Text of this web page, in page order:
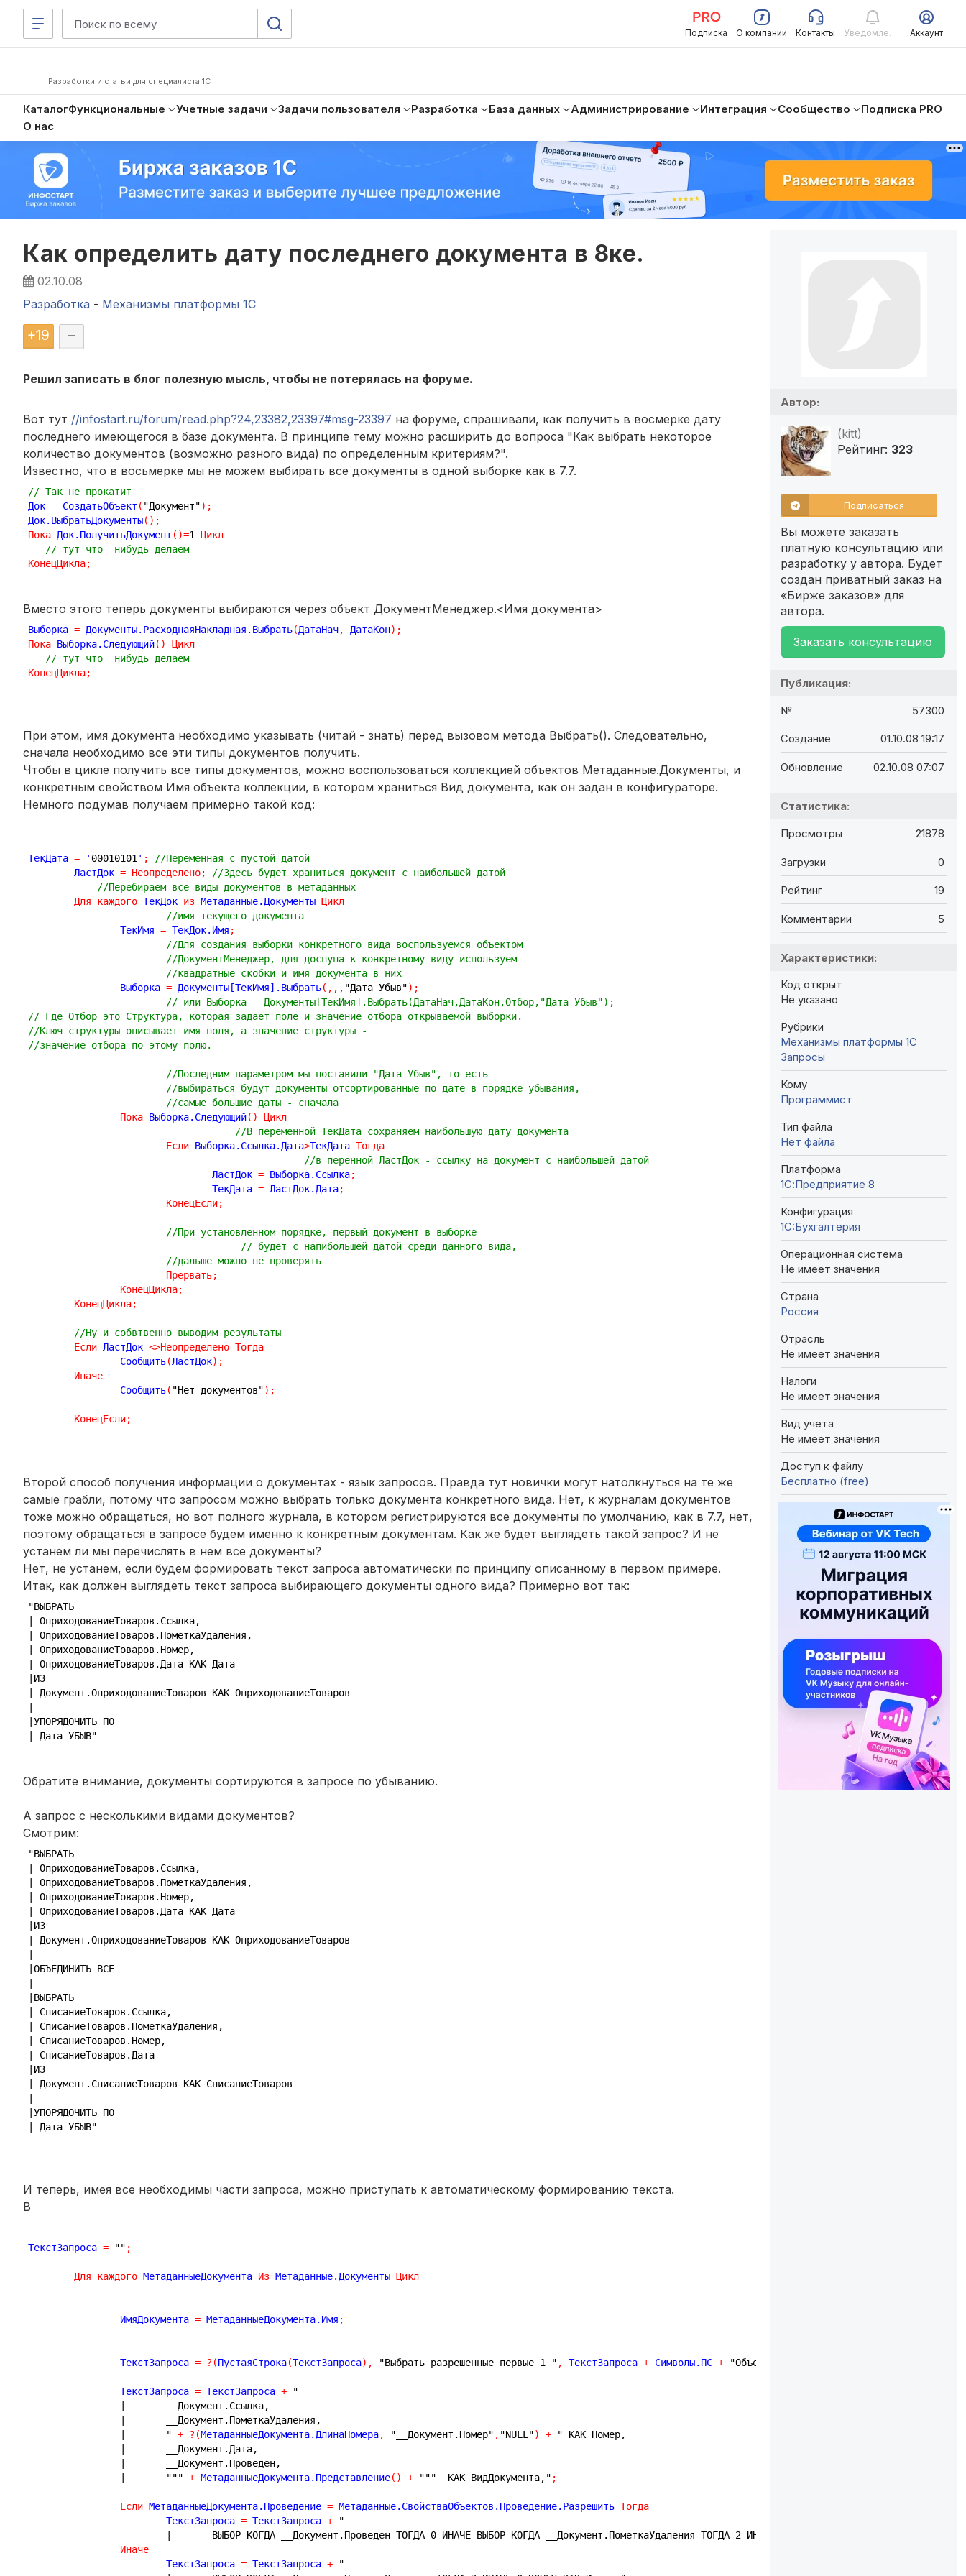
Подписка О компании Контакты Уведомления Аккаунт
Разработки и статьи для специалиста 1С
КаталогФункциональные Учетные задачи Задачи пользователя Разработка База данных Администрирование Интеграция Сообщество
Подписка PRO
О нас
Как определить дату последнего документа в 8ке.
02.10.08
Разработка - Механизмы платформы 1С
+19 –
Решил записать в блог полезную мысль, чтобы не потерялась на форуме.
Вот тут //infostart.ru/forum/read.php?24,23382,23397#msg-23397 на форуме, спрашивали, как получить в восмерке дату
последнего имеющегося в базе документа. В принципе тему можно расширить до вопроса "Как выбрать некоторое
количество документов (возможно разного вида) по определенным критериям?".
Известно, что в восьмерке мы не можем выбирать все документы в одной выборке как в 7.7.
// Так не прокатит
Док = СоздатьОбъект ( "Документ") ;
Док.ВыбратьДокументы( ) ;
Пока Док.ПолучитьДокумент ( )=1
Цикл
// тут что  нибудь делаем
КонецЦикла;
Вместо этого теперь документы выбираются через объект ДокументМенеджер.<Имя документа>
Выборка = Документы.РасходнаяНакладная.Выбрать(ДатаНач, ДатаКон) ;
Пока Выборка.Следующий( )
Цикл
// тут что  нибудь делаем
КонецЦикла;
При этом, имя документа необходимо указывать (читай - знать) перед вызовом метода Выбрать(). Следовательно,
сначала необходимо все эти типы документов получить.
Чтобы в цикле получить все типы документов, можно воспользоваться коллекцией объектов Метаданные.Документы, и
конкретным свойством Имя объекта коллекции, в котором храниться Вид документа, как он задан в конфигураторе.
Немного подумав получаем примерно такой код:
ТекДата = ' 00010101' ;
//Переменная с пустой датой
	ЛастДок
= Неопределено;
//Здесь будет храниться документ с наибольшей датой
//Перебираем все виды документов в метаданных
Для
каждого ТекДок из Метаданные.Документы Цикл
//имя текущего документа
		ТекИмя
= ТекДок.Имя ;
//Для создания выборки конкретного вида воспользуемся объектом
//ДокументМенеджер, для доспупа к конкретному виду используем
//квадратные скобки и имя документа в них
		Выборка
= Документы[ТекИмя].Выбрать( , , , "Дата Убыв") ;
// или Выборка = Документы[ТекИмя].Выбрать(ДатаНач,ДатаКон,Отбор,"Дата Убыв");
// Где Отбор это Структура, которая задает поле и значение отбора открываемой выборки.
//Ключ структуры описывает имя поля, а значение структуры -
//значение отбора по этому полю.
//Последним параметром мы поставили "Дата Убыв", то есть
//выбираться будут документы отсортированные по дате в порядке убывания,
//самые большие даты - сначала
Пока Выборка.Следующий( )
Цикл
//В переменной ТекДата сохраняем наибольшую дату документа
Если Выборка.Ссылка.Дата>ТекДата Тогда
//в перенной ЛастДок - ссылку на документ с наибольшей датой
				ЛастДок
= Выборка.Ссылка;
				ТекДата
= ЛастДок.Дата;
КонецЕсли;
//При установленном порядке, первый документ в выборке
// будет с напибольшей датой среди данного вида,
//дальше можно не проверять
Прервать;
КонецЦикла;
КонецЦикла;
//Ну и собвтвенно выводим результаты
Если ЛастДок <>Неопределено Тогда
		Сообщить
(ЛастДок) ;
Иначе
		Сообщить
( "Нет документов") ;
КонецЕсли;
Второй способ получения информации о документах - язык запросов. Правда тут новички могут натолкнуться на те же
самые грабли, потому что запросом можно выбрать только документа конкретного вида. Нет, к журналам документов
тоже можно обращаться, но вот полного журнала, в котором регистрируются все документы по умолчанию, как в 7.7, нет,
поэтому обращаться в запросе будем именно к конкретным документам. Как же будет выглядеть такой запрос? И не
устанем ли мы перечислять в нем все документы?
Нет, не устанем, если будем формировать текст запроса автоматически по принципу описанному в первом примере.
Итак, как должен выглядеть текст запроса выбирающего документы одного вида? Примерно вот так:
"ВЫБРАТЬ
| ОприходованиеТоваров.Ссылка,
| ОприходованиеТоваров.ПометкаУдаления,
| ОприходованиеТоваров.Номер,
| ОприходованиеТоваров.Дата КАК Дата
|ИЗ
| Документ.ОприходованиеТоваров КАК ОприходованиеТоваров
|УПОРЯДОЧИТЬ ПО
| Дата УБЫВ"
Обратите внимание, документы сортируются в запросе по убыванию.
А запрос с несколькими видами документов?
Смотрим:
"ВЫБРАТЬ
| ОприходованиеТоваров.Ссылка,
| ОприходованиеТоваров.ПометкаУдаления,
| ОприходованиеТоваров.Номер,
| ОприходованиеТоваров.Дата КАК Дата
|ИЗ
| Документ.ОприходованиеТоваров КАК ОприходованиеТоваров
|ОБЪЕДИНИТЬ ВСЕ
|ВЫБРАТЬ
| СписаниеТоваров.Ссылка,
| СписаниеТоваров.ПометкаУдаления,
| СписаниеТоваров.Номер,
| СписаниеТоваров.Дата
|ИЗ
| Документ.СписаниеТоваров КАК СписаниеТоваров
|УПОРЯДОЧИТЬ ПО
| Дата УБЫВ"
И теперь, имея все необходимы части запроса, можно приступать к автоматическому формированию текста.
В
ТекстЗапроса = "" ;
Для каждого МетаданныеДокумента Из Метаданные.Документы Цикл
		ИмяДокумента
= МетаданныеДокумента.Имя ;
		ТекстЗапроса
= ? (ПустаяСтрока(ТекстЗапроса) , "Выбрать разрешенные первые 1 " , ТекстЗапроса + Символы.ПС + "Объединить Все Выбрать"
		ТекстЗапроса
= ТекстЗапроса +
"
|	__Документ.Ссылка,
|	__Документ.ПометкаУдаления,
|	" + ? (МетаданныеДокумента.ДлинаНомера, "__Документ.Номер" , "NULL") +
" КАК Номер,
|	__Документ.Дата,
|	__Документ.Проведен,
|	""" + МетаданныеДокумента.Представление( ) + """  КАК ВидДокумента," ;
Если МетаданныеДокумента.Проведение = Метаданные.СвойстваОбъектов.Проведение.Разрешить Тогда
			ТекстЗапроса
= ТекстЗапроса +
"
|	ВЫБОР КОГДА __Документ.Проведен ТОГДА 0 ИНАЧЕ ВЫБОР КОГДА __Документ.ПометкаУдаления ТОГДА 2 ИНАЧЕ 1 КОНЕЦ КОНЕЦ КАК Иконка"
Иначе
			ТекстЗапроса
= ТекстЗапроса +
"
Автор:
(kitt)
Рейтинг: 323
Подписаться
Вы можете заказать
платную консультацию или
разработку у автора. Будет
создан приватный заказ на
«Бирже заказов» для
автора.
Заказать консультацию
Публикация:
№ 57300
Создание 01.10.08 19:17
Обновление 02.10.08 07:07
Статистика:
Просмотры 21878
Загрузки 0
Рейтинг 19
Комментарии 5
Характеристики:
Код открыт
Не указано
Рубрики
Механизмы платформы 1С
Запросы
Кому
Программист
Тип файла
Нет файла
Платформа
1С:Предприятие 8
Конфигурация
1C:Бухгалтерия
Операционная система
Не имеет значения
Страна
Россия
Отрасль
Не имеет значения
Налоги
Не имеет значения
Вид учета
Не имеет значения
Доступ к файлу
Бесплатно (free)